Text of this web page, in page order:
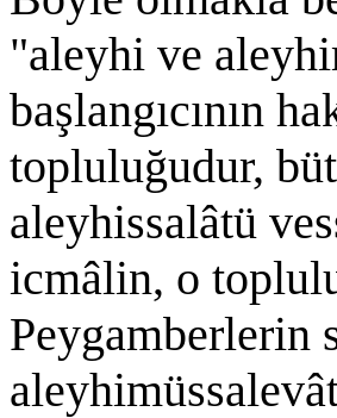
"aleyhi ve
başlangıcının
topluluğudur,
aleyhissalâtü
icmâlin, o
Peygamberlerin